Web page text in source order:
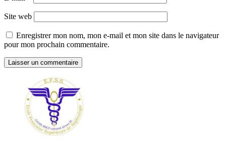
Site web
Enregistrer mon nom, mon e-mail et mon site dans le navigateur
pour mon prochain commentaire.